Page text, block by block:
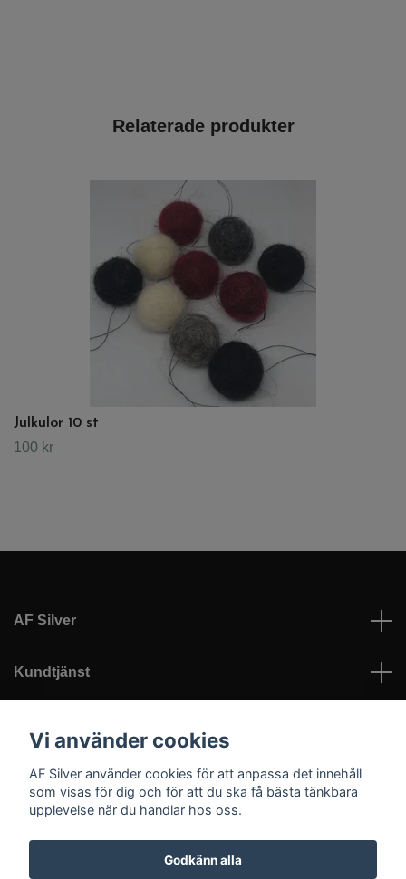
Julkulor 10 st
100 kr
AF Silver
Kundtjänst
Sociala medier
Vi använder cookies
AF Silver använder cookies för att anpassa det innehåll
som visas för dig och för att du ska få bästa tänkbara
upplevelse när du handlar hos oss.
Godkänn alla